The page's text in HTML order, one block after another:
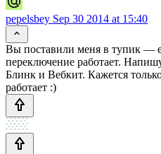
pepelsbey Sep 30 2014 at 15:40
Вы поставили меня в тупик —
переключение работает.
Блинк и Вебкит. Кажется
работает :)